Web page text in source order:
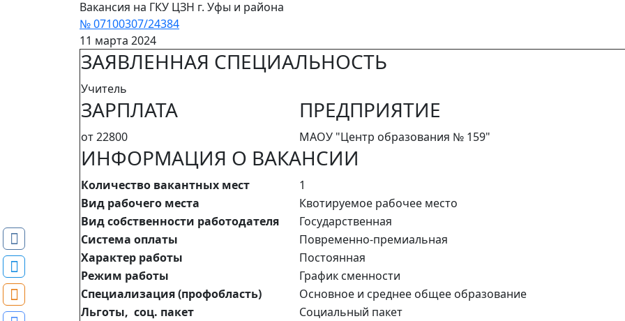
Вакансия на ГКУ ЦЗН г. Уфы и района
№ 07100307/24384
11 марта 2024
ЗАЯВЛЕННАЯ СПЕЦИАЛЬНОСТЬ
Учитель
ЗАРПЛАТА ПРЕДПРИЯТИЕ
от 22800 МАОУ "Центр образования № 159"
ИНФОРМАЦИЯ О ВАКАНСИИ
Количество вакантных мест
1
Вид рабочего места
Квотируемое рабочее место
Вид собственности работодателя
Государственная
Система оплаты
Повременно-премиальная
Характер работы
Постоянная
Режим работы
График сменности
Специализация (профобласть)
Основное и среднее общее образование
Льготы, соц. пакет
Социальный пакет